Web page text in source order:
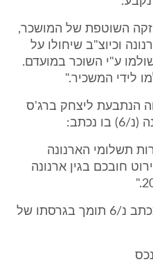
השוטפת של המושכר,
וכיוצ"ב שיחולו על
ע"י השוכר במועדם.
לידי המשכיר."
הנתבעת ליצחק ברג'ס
נכתב:
תשלומי הארנונה
חובכם בגין ארנונה
האמור בהסכם השכירות ובמכתב נ/6 תומך בגרסתו של